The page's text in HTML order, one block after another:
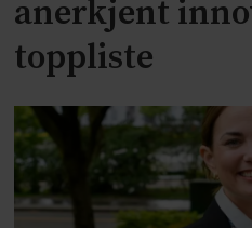
anerkjent
toppliste